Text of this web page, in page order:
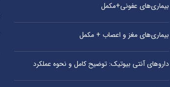
بیماری‌های عفونی+مکمل
بیماری‌های مغز و اعصاب + مکمل
داروهای آنتی‌ بیوتیک: توضیح کامل و نحوه عملکرد